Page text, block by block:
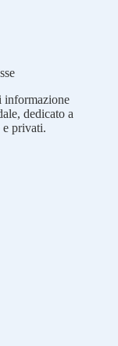
informazione
dedicato a
e privati.